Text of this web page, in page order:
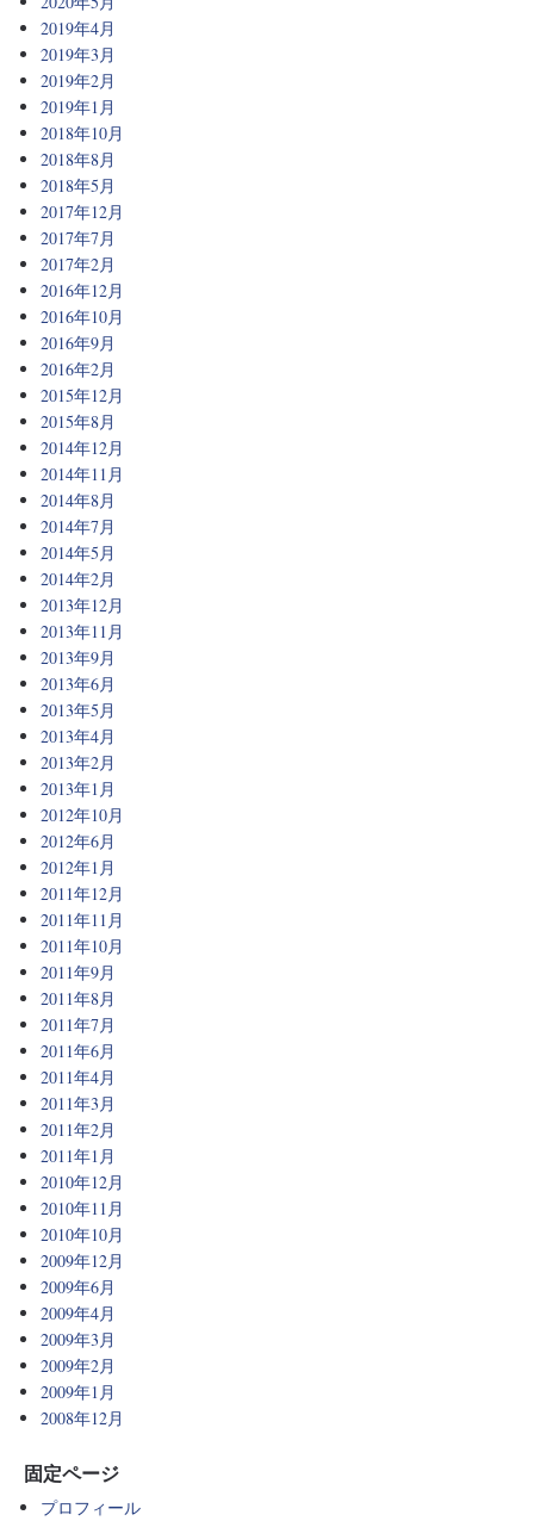
2019年4月
2019年3月
2019年2月
2019年1月
2018年10月
2018年8月
2018年5月
2017年12月
2017年7月
2017年2月
2016年12月
2016年10月
2016年9月
2016年2月
2015年12月
2015年8月
2014年12月
2014年11月
2014年8月
2014年7月
2014年5月
2014年2月
2013年12月
2013年11月
2013年9月
2013年6月
2013年5月
2013年4月
2013年2月
2013年1月
2012年10月
2012年6月
2012年1月
2011年12月
2011年11月
2011年10月
2011年9月
2011年8月
2011年7月
2011年6月
2011年4月
2011年3月
2011年2月
2011年1月
2010年12月
2010年11月
2010年10月
2009年12月
2009年6月
2009年4月
2009年3月
2009年2月
2009年1月
2008年12月
固定ページ
プロフィール